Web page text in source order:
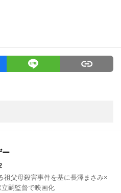
ー
祖父母殺害事件を基に長澤まさみ×
嗣監督で映画化